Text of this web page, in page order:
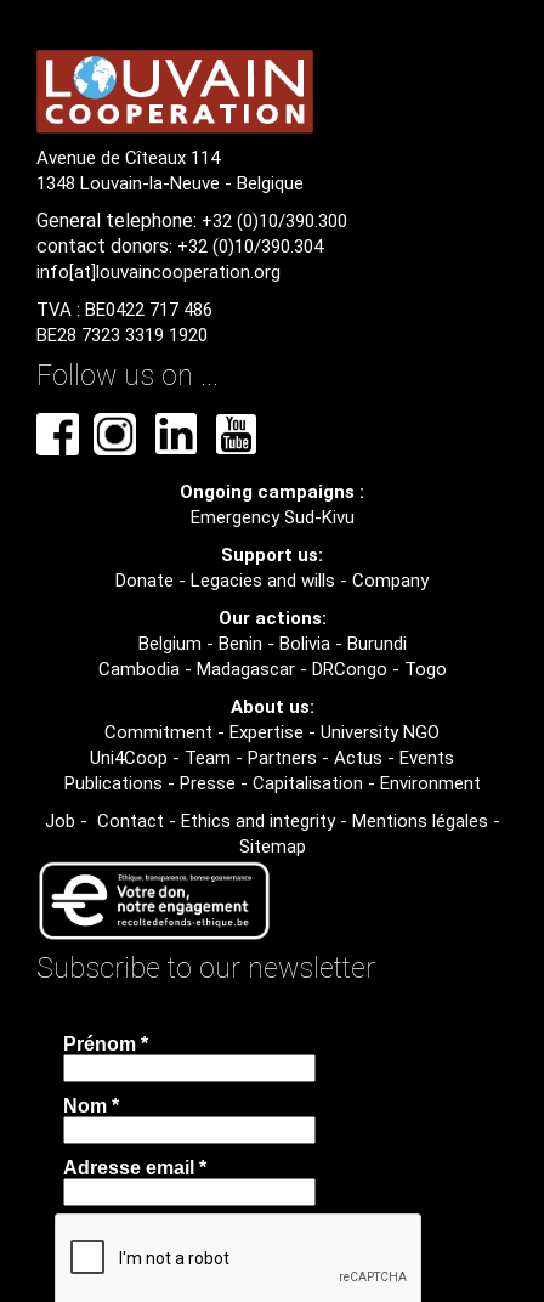
Avenue de Cîteaux 114
1348 Louvain-la-Neuve - Belgique
General telephone: +32 (0)10/390.300
contact donors: +32 (0)10/390.304
info[at]louvaincooperation.org
TVA : BE0422 717 486
BE28 7323 3319 1920
Follow us on ...
Ongoing campaigns :
Emergency Sud-Kivu
Support us:
Donate - Legacies and wills - Company
Our actions:
Belgium - Benin - Bolivia- Burundi
Cambodia- Madagascar- DRCongo - Togo
About us:
Commitment - Expertise - University NGO
Uni4Coop - Team - Partners - Actus - Events
Publications - Presse - Capitalisation - Environment
Job - Contact - Ethics and integrity- Mentions légales -
Sitemap
Subscribe to our newsletter